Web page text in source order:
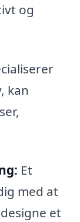
og
kan
Et
med at
et